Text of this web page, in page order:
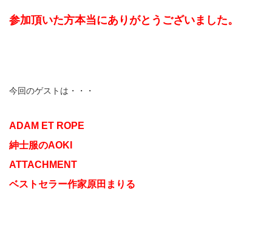
参加頂いた方本当にありがとうございました。
今回のゲストは・・・
ADAM ET ROPE
紳士服のAOKI
ATTACHMENT
ベストセラー作家原田まりる